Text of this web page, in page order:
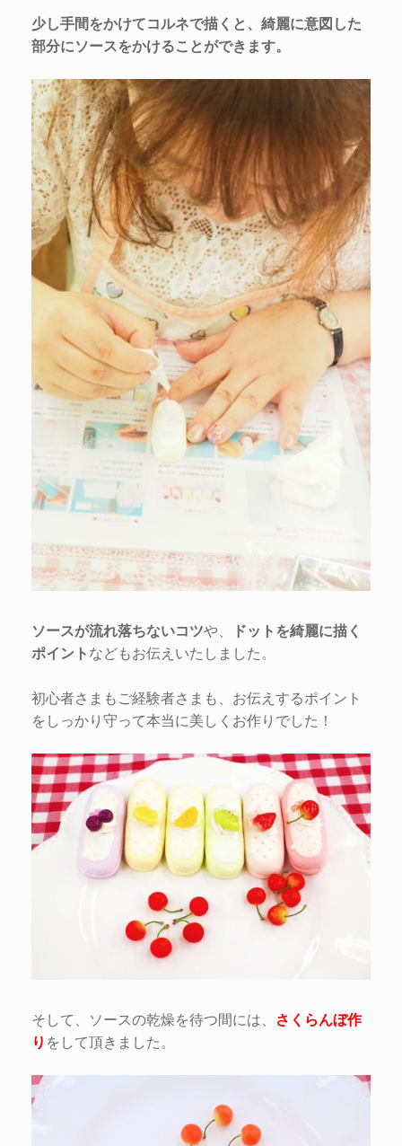
少し手間をかけてコルネで描くと、綺麗に意図した
部分にソースをかけることができます。
ソースが流れ落ちないコツや、
ドットを綺麗に描く
ポイントなどもお伝えいたしました。
初心者さまもご経験者さまも、お伝えするポイント
をしっかり守って本当に美しくお作りでした！
そして、ソースの乾燥を待つ間には、 さくらんぼ作
り をして頂きました。